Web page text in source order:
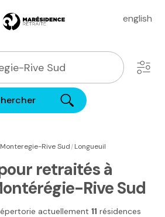
english
Monteregie-Rive Sud|Longueuil
retraités à
Rive Sud
actuellement 11 résidences